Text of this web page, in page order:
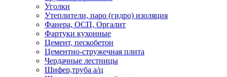
Уголки
Утеплители, паро (гидро) изоляция
Фанера, ОСП, Оргалит
Фартуки кухонные
Цемент, пескобетон
Цементно-стружечная плита
Чердачные лестницы
Шифер,труба а/ц